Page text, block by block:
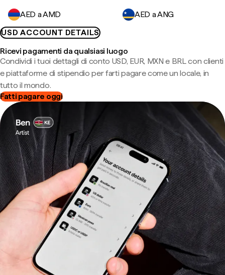
AED a AMD
AED a ANG
USD ACCOUNT DETAILS
Ricevi pagamenti da qualsiasi luogo
Condividi i tuoi dettagli di conto USD, EUR, MXN e BRL con clienti
e piattaforme di stipendio per farti pagare come un locale, in
tutto il mondo.
Fatti pagare oggi